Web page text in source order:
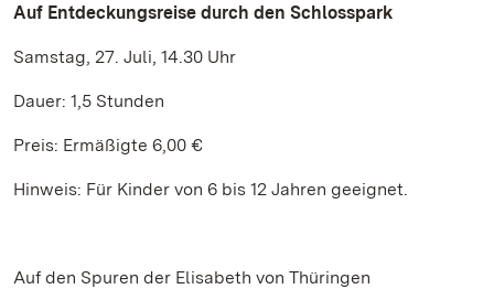
Auf Entdeckungsreise durch den Schlosspark
Samstag, 27. Juli, 14.30 Uhr
Dauer: 1,5 Stunden
Preis: Ermäßigte 6,00 €
Hinweis: Für Kinder von 6 bis 12 Jahren geeignet.
Auf den Spuren der Elisabeth von Thüringen